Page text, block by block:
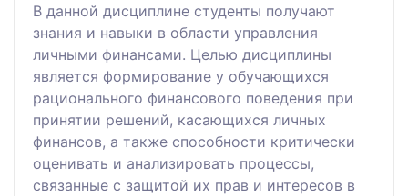
В данной дисциплине студенты получают
знания и навыки в области управления
личными финансами. Целью дисциплины
является формирование у обучающихся
рационального финансового поведения при
принятии решений, касающихся личных
финансов, а также способности критически
оценивать и анализировать процессы,
связанные с защитой их прав и интересов в